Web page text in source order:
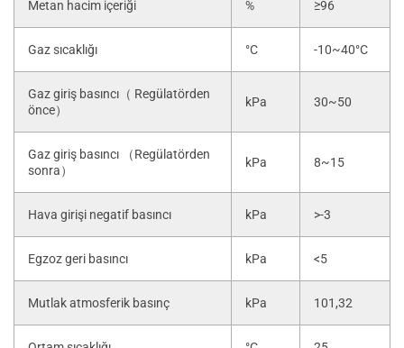
Metan hacim içeriği % ≥96
Gaz sıcaklığı °C -10~40°C
Gaz giriş basıncı（ Regülatörden
önce）
kPa 30~50
Gaz giriş basıncı （Regülatörden
sonra）
kPa 8~15
Hava girişi negatif basıncı kPa >-3
Egzoz geri basıncı kPa <5
Mutlak atmosferik basınç kPa 101,32